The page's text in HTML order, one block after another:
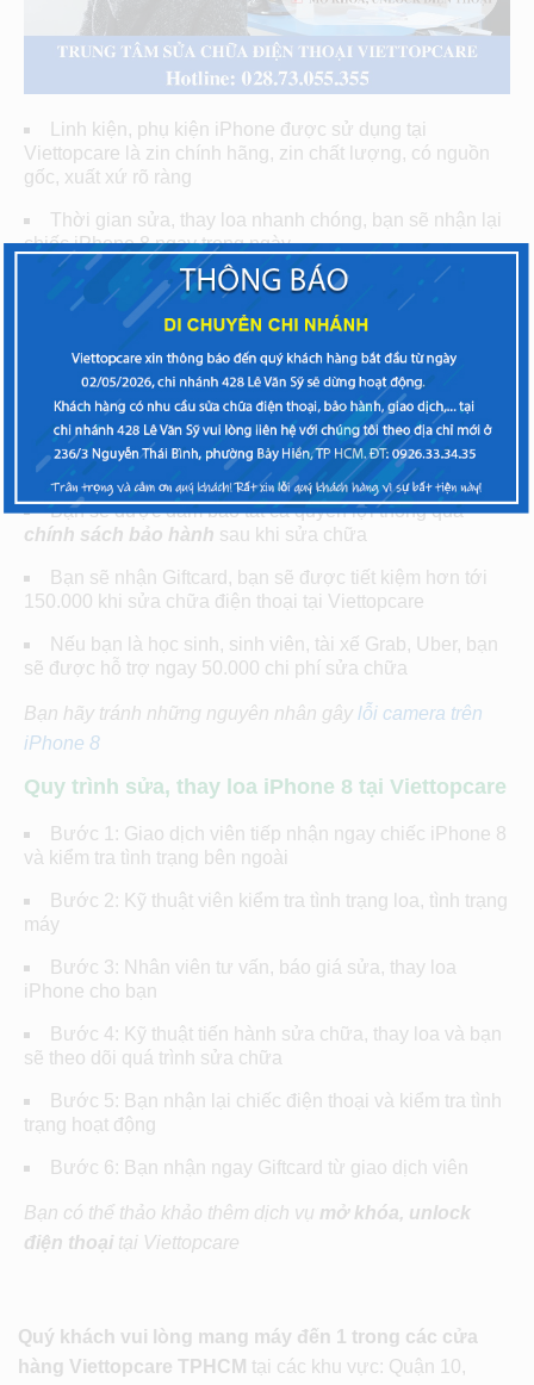
Linh kiện, phụ kiện iPhone được sử dụng tại
Viettopcare là zin chính hãng, zin chất lượng, có nguồn
gốc, xuất xứ rõ ràng
Thời gian sửa, thay loa nhanh chóng, bạn sẽ nhận lại
chiếc iPhone 8 ngay trong ngày.
Kỹ thuật viên có nhiều năm kinh nghiệm trong sửa
chữa, thay màn hình, mặt kính điện thoại iPhone,
Samsung, Sony,…
Bạn sẽ được tư vấn tình trạng, nguyên nhân xảy ra lỗi
trước khi sửa chữa ở chiếc iPhone
Bạn sẽ được hỗ trợ kiểm tra, tư vấn miễn phí mọi vấn
đề trên chiếc iPhone 8
Bạn sẽ được đảm bảo tất cả quyền lợi thông qua
chính sách bảo hành sau khi sửa chữa
Bạn sẽ nhận Giftcard, bạn sẽ được tiết kiệm hơn tới
150.000 khi sửa chữa điện thoại tại Viettopcare
Nếu bạn là học sinh, sinh viên, tài xế Grab, Uber, bạn
sẽ được hỗ trợ ngay 50.000 chi phí sửa chữa
Bạn hãy tránh những nguyên nhân gây lỗi camera trên
iPhone 8
Quy trình sửa, thay loa iPhone 8 tại Viettopcare
Bước 1: Giao dịch viên tiếp nhận ngay chiếc iPhone 8
và kiểm tra tình trạng bên ngoài
Bước 2: Kỹ thuật viên kiểm tra tình trạng loa, tình trạng
máy
Bước 3: Nhân viên tư vấn, báo giá sửa, thay loa
iPhone cho bạn
Bước 4: Kỹ thuật tiến hành sửa chữa, thay loa và bạn
sẽ theo dõi quá trình sửa chữa
Bước 5: Bạn nhận lại chiếc điện thoại và kiểm tra tình
trạng hoạt động
Bước 6: Bạn nhận ngay Giftcard từ giao dịch viên
Bạn có thể thảo khảo thêm dịch vụ mở khóa, unlock
điện thoại tại Viettopcare
Quý khách vui lòng mang máy đến 1 trong các cửa
hàng Viettopcare TPHCM tại các khu vực: Quận 10,